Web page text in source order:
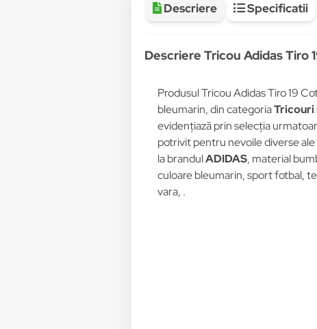
Descriere Specificatii
Descriere Tricou Adidas Tiro
Produsul Tricou Adidas Tiro 19
bleumarin, din categoria
evidențiază prin selecția
potrivit pentru nevoile diverse
la brandulADIDAS, material
culoare bleumarin, sport fotbal,
vara, .